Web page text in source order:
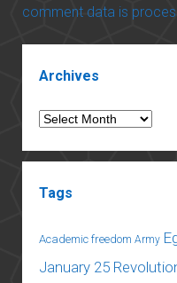
comment data is
Archives
Archives
Tags
Academic freedom Army
January 25